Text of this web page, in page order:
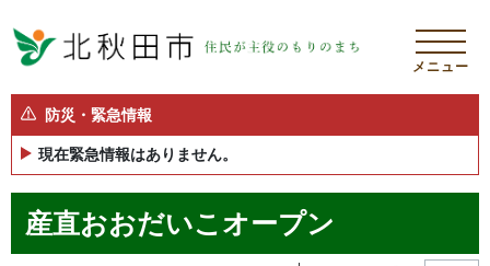
メニュー
防災・緊急情報
現在緊急情報はありません。
産直おおだいこオープン